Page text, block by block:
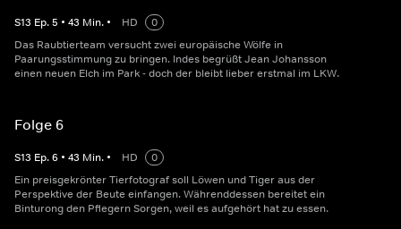
S13 Ep.5 • 43 Min. • HD
0
Das Raubtierteam versucht zwei europäische Wölfe in
Paarungsstimmung zu bringen. Indes begrüßt Jean Johansson
einen neuen Elch im Park - doch der bleibt lieber erstmal im LKW.
Folge 6
S13 Ep.6 • 43 Min. • HD
0
Ein preisgekrönter Tierfotograf soll Löwen und Tiger aus der
Perspektive der Beute einfangen. Währenddessen bereitet ein
Binturong den Pflegern Sorgen, weil es aufgehört hat zu essen.